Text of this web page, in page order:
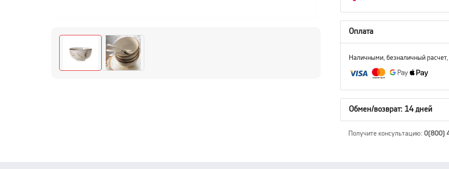
Оплата
Наличными, безналичный
Обмен/возврат: 14 дней
Получите консультацию: 0(800)